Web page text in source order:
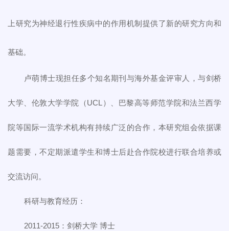
上研究为神经退行性疾病中的作用机制提供了新的研究方向和
基础。
卢萌博士现担任多个知名期刊与海外基金评审人，与剑桥
大学、伦敦大学学院（UCL）、巴黎高等师范学院和法兰西学
院等国际一流学术机构有持续广泛的合作，本研究组会依据课
题需要，不定期派遣学生和博士后赴合作院校进行联合培养或
交流访问。
科研与教育经历：
2011-2015：剑桥大学 博士